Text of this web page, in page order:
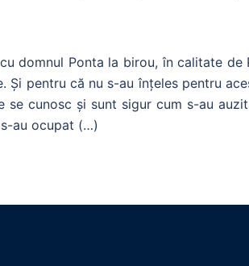
domnul Ponta la birou, în calitate
Și pentru că nu s-au înțeles pentru
se cunosc și sunt sigur cum s-au
au ocupat (…)